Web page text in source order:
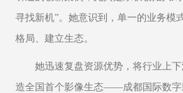
寻找新机”。她意识到，单一的业务模
格局、建立生态。
她迅速复盘资源优势，将行业上
造全国首个影像生态——成都国际数字